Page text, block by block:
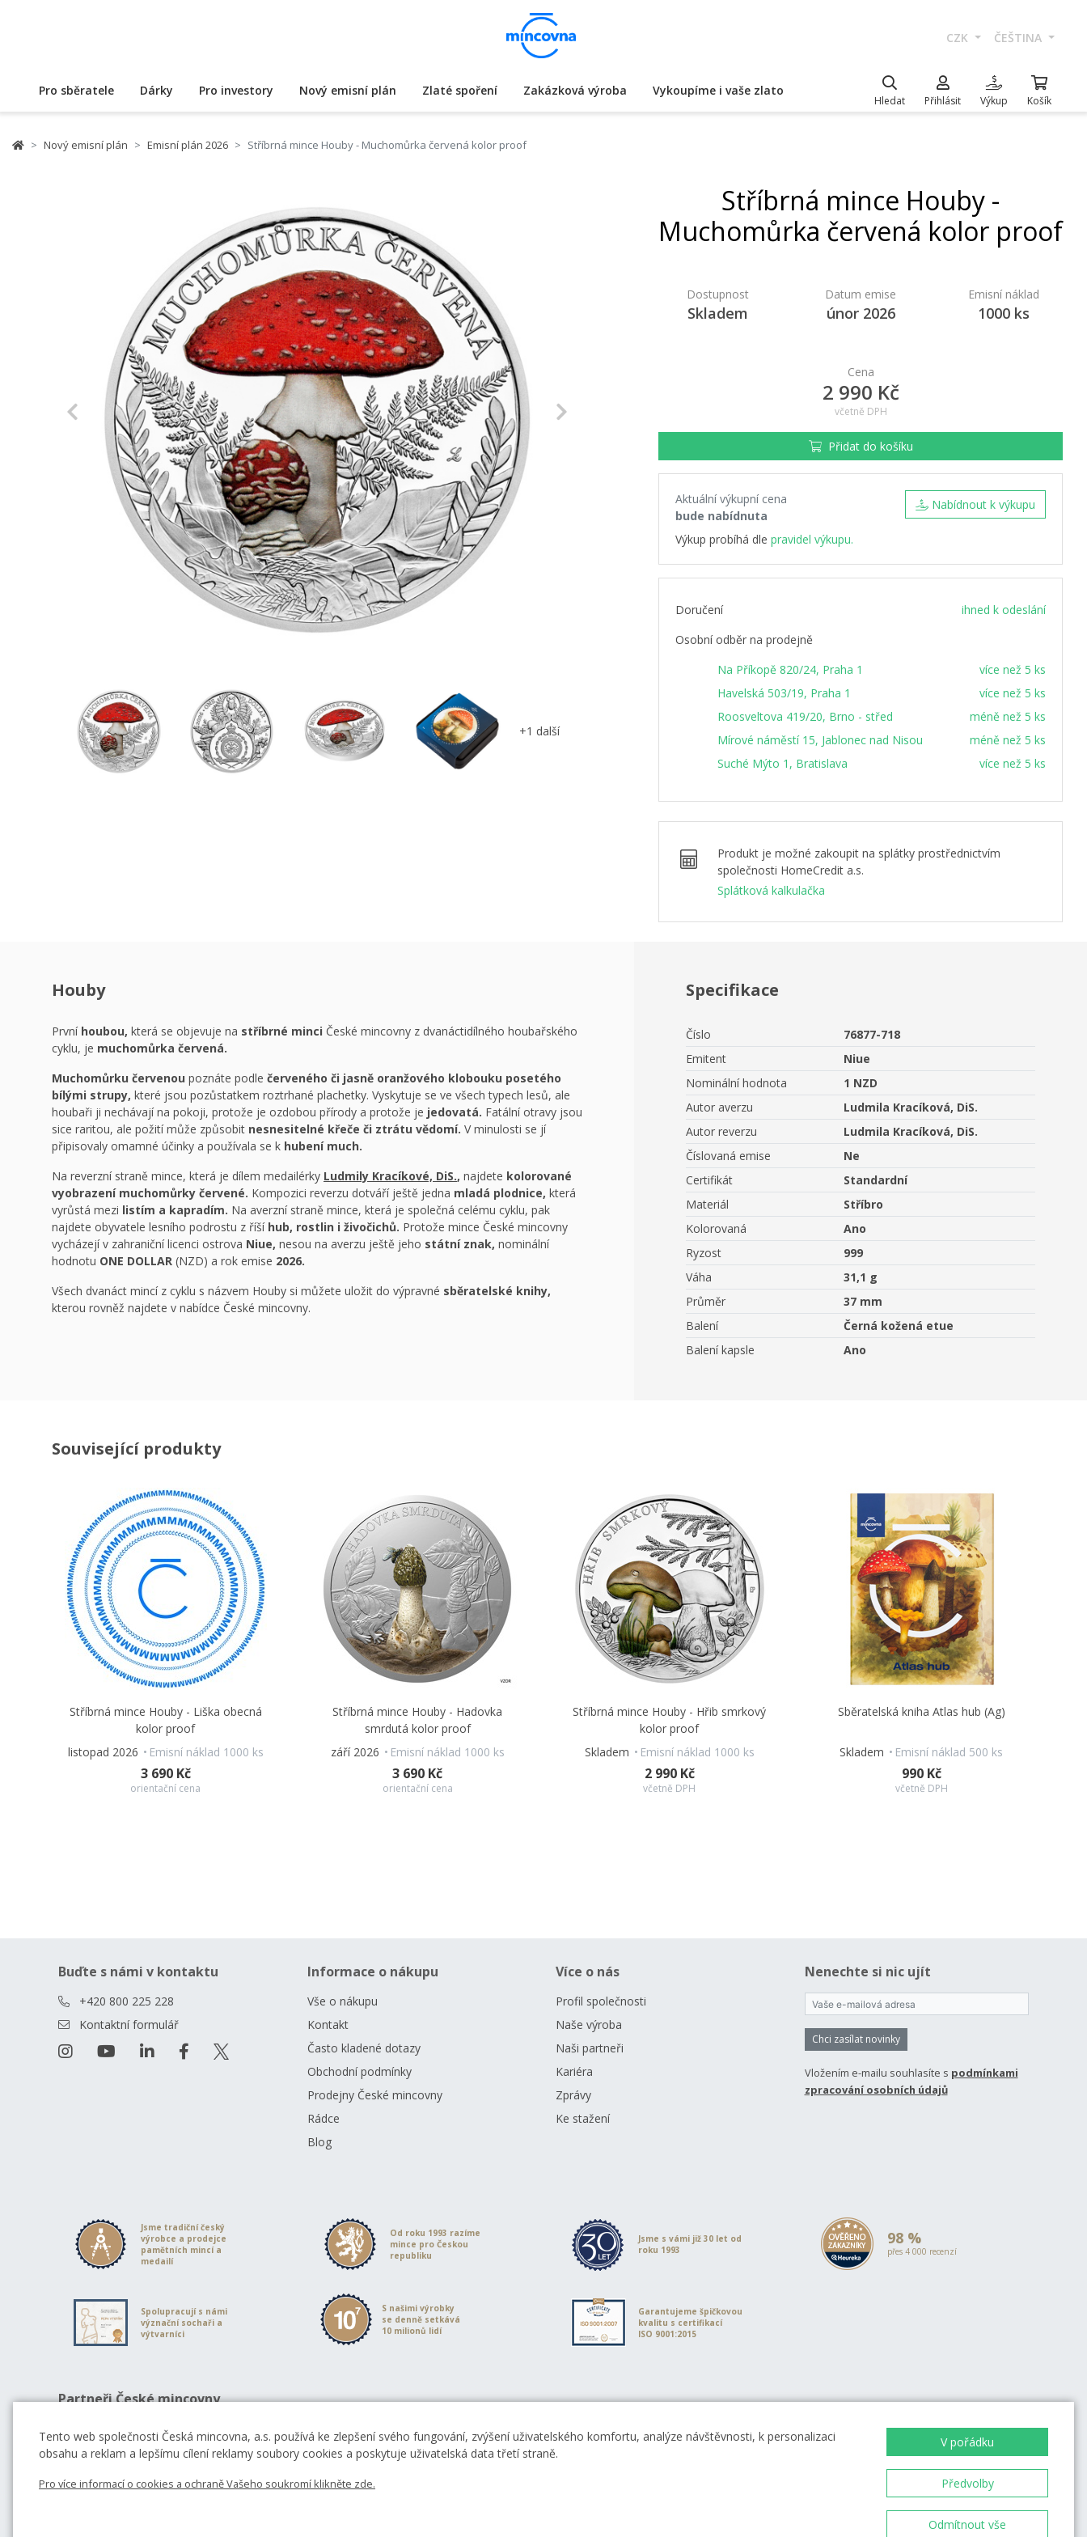
CZK ČEŠTINA
Pro sběratele Dárky Pro investory Nový emisní plán Zlaté spoření Zakázková výroba Vykoupíme i vaše zlato
Hledat Přihlásit Výkup Košík
Nový emisní plán Emisní plán 2026 Stříbrná mince Houby - Muchomůrka červená kolor proof
Previous
+1 další
Stříbrná mince Houby -
Muchomůrka červená kolor proof
Dostupnost
Skladem
Datum emise
únor 2026
Emisní náklad
1000 ks
Cena
2 990 Kč
včetně DPH
Přidat do košíku
Aktuální výkupní cena
bude nabídnuta
Výkup probíhá dle pravidel výkupu.
Nabídnout k výkupu
Doručení
ihned k odeslání
Osobní odběr na prodejně
Na Příkopě 820/24, Praha 1
více než 5 ks
Havelská 503/19, Praha 1
více než 5 ks
Roosveltova 419/20, Brno - střed
méně než 5 ks
Mírové náměstí 15, Jablonec nad Nisou
méně než 5 ks
Suché Mýto 1, Bratislava
více než 5 ks
Produkt je možné zakoupit na splátky prostřednictvím
společnosti HomeCredit a.s.
Splátková kalkulačka
Houby
První houbou, která se objevuje na stříbrné minci České mincovny z dvanáctidílného houbařského
cyklu, je muchomůrka červená.
Muchomůrku červenou poznáte podle červeného či jasně oranžového klobouku posetého
bílými strupy, které jsou pozůstatkem roztrhané plachetky. Vyskytuje se ve všech typech lesů, ale
houbaři ji nechávají na pokoji, protože je ozdobou přírody a protože je jedovatá. Fatální otravy jsou
sice raritou, ale požití může způsobit nesnesitelné křeče či ztrátu vědomí. V minulosti se jí
připisovaly omamné účinky a používala se k hubení much.
Na reverzní straně mince, která je dílem medailérky Ludmily Kracíkové, DiS., najdete kolorované
vyobrazení muchomůrky červené. Kompozici reverzu dotváří ještě jedna mladá plodnice, která
vyrůstá mezi listím a kapradím. Na averzní straně mince, která je společná celému cyklu, pak
najdete obyvatele lesního podrostu z říší hub, rostlin i živočichů. Protože mince České mincovny
vycházejí v zahraniční licenci ostrova Niue, nesou na averzu ještě jeho státní znak, nominální
hodnotu ONE DOLLAR (NZD) a rok emise 2026.
Všech dvanáct mincí z cyklu s názvem Houby si můžete uložit do výpravné sběratelské knihy,
kterou rovněž najdete v nabídce České mincovny.
Specifikace
Číslo
76877-718
Emitent
Niue
Nominální hodnota
1 NZD
Autor averzu
Ludmila Kracíková, DiS.
Autor reverzu
Ludmila Kracíková, DiS.
Číslovaná emise
Ne
Certifikát
Standardní
Materiál
Stříbro
Kolorovaná
Ano
Ryzost
999
Váha
31,1 g
Průměr
37 mm
Balení
Černá kožená etue
Balení kapsle
Ano
Související produkty
Stříbrná mince Houby - Liška obecná
kolor proof
listopad 2026
Emisní náklad 1000 ks
3 690 Kč
orientační cena
Stříbrná mince Houby - Hadovka
smrdutá kolor proof
září 2026
Emisní náklad 1000 ks
3 690 Kč
orientační cena
Stříbrná mince Houby - Hřib smrkový
kolor proof
Skladem
Emisní náklad 1000 ks
2 990 Kč
včetně DPH
Sběratelská kniha Atlas hub (Ag)
Skladem Emisní náklad 500 ks
990 Kč
včetně DPH
Buďte s námi v kontaktu
+420 800 225 228
Kontaktní formulář
Informace o nákupu
Vše o nákupu
Kontakt
Často kladené dotazy
Obchodní podmínky
Prodejny České mincovny
Rádce
Blog
Více o nás
Profil společnosti
Naše výroba
Naši partneři
Kariéra
Zprávy
Ke stažení
Nenechte si nic ujít
Chci zasílat novinky
Vložením e-mailu souhlasíte s podmínkami
zpracování osobních údajů
Jsme tradiční český
výrobce a prodejce
pamětních mincí a
medailí
Od roku 1993 razíme
mince pro Českou
republiku
Jsme s vámi již 30 let od
roku 1993
98 %
přes 4 000 recenzí
Spolupracují s námi
význační sochaři a
výtvarníci
S našimi výrobky
se denně setkává
10 milionů lidí
Garantujeme špičkovou
kvalitu s certifikací
ISO 9001:2015
Partneři České mincovny
EVROPSKÁ UNIE
Evropský fond pro regionální rozvoj
Investice do vaší budoucnosti
Tento web společnosti Česká mincovna, a.s. používá ke zlepšení svého fungování, zvýšení uživatelského komfortu, analýze návštěvnosti, k personalizaci
obsahu a reklam a lepšímu cílení reklamy soubory cookies a poskytuje uživatelská data třetí straně.
Pro více informací o cookies a ochraně Vašeho soukromí klikněte zde.
V pořádku
Předvolby
Odmítnout vše